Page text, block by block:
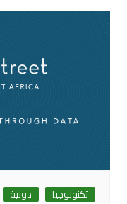
تكنولوجيا دولية